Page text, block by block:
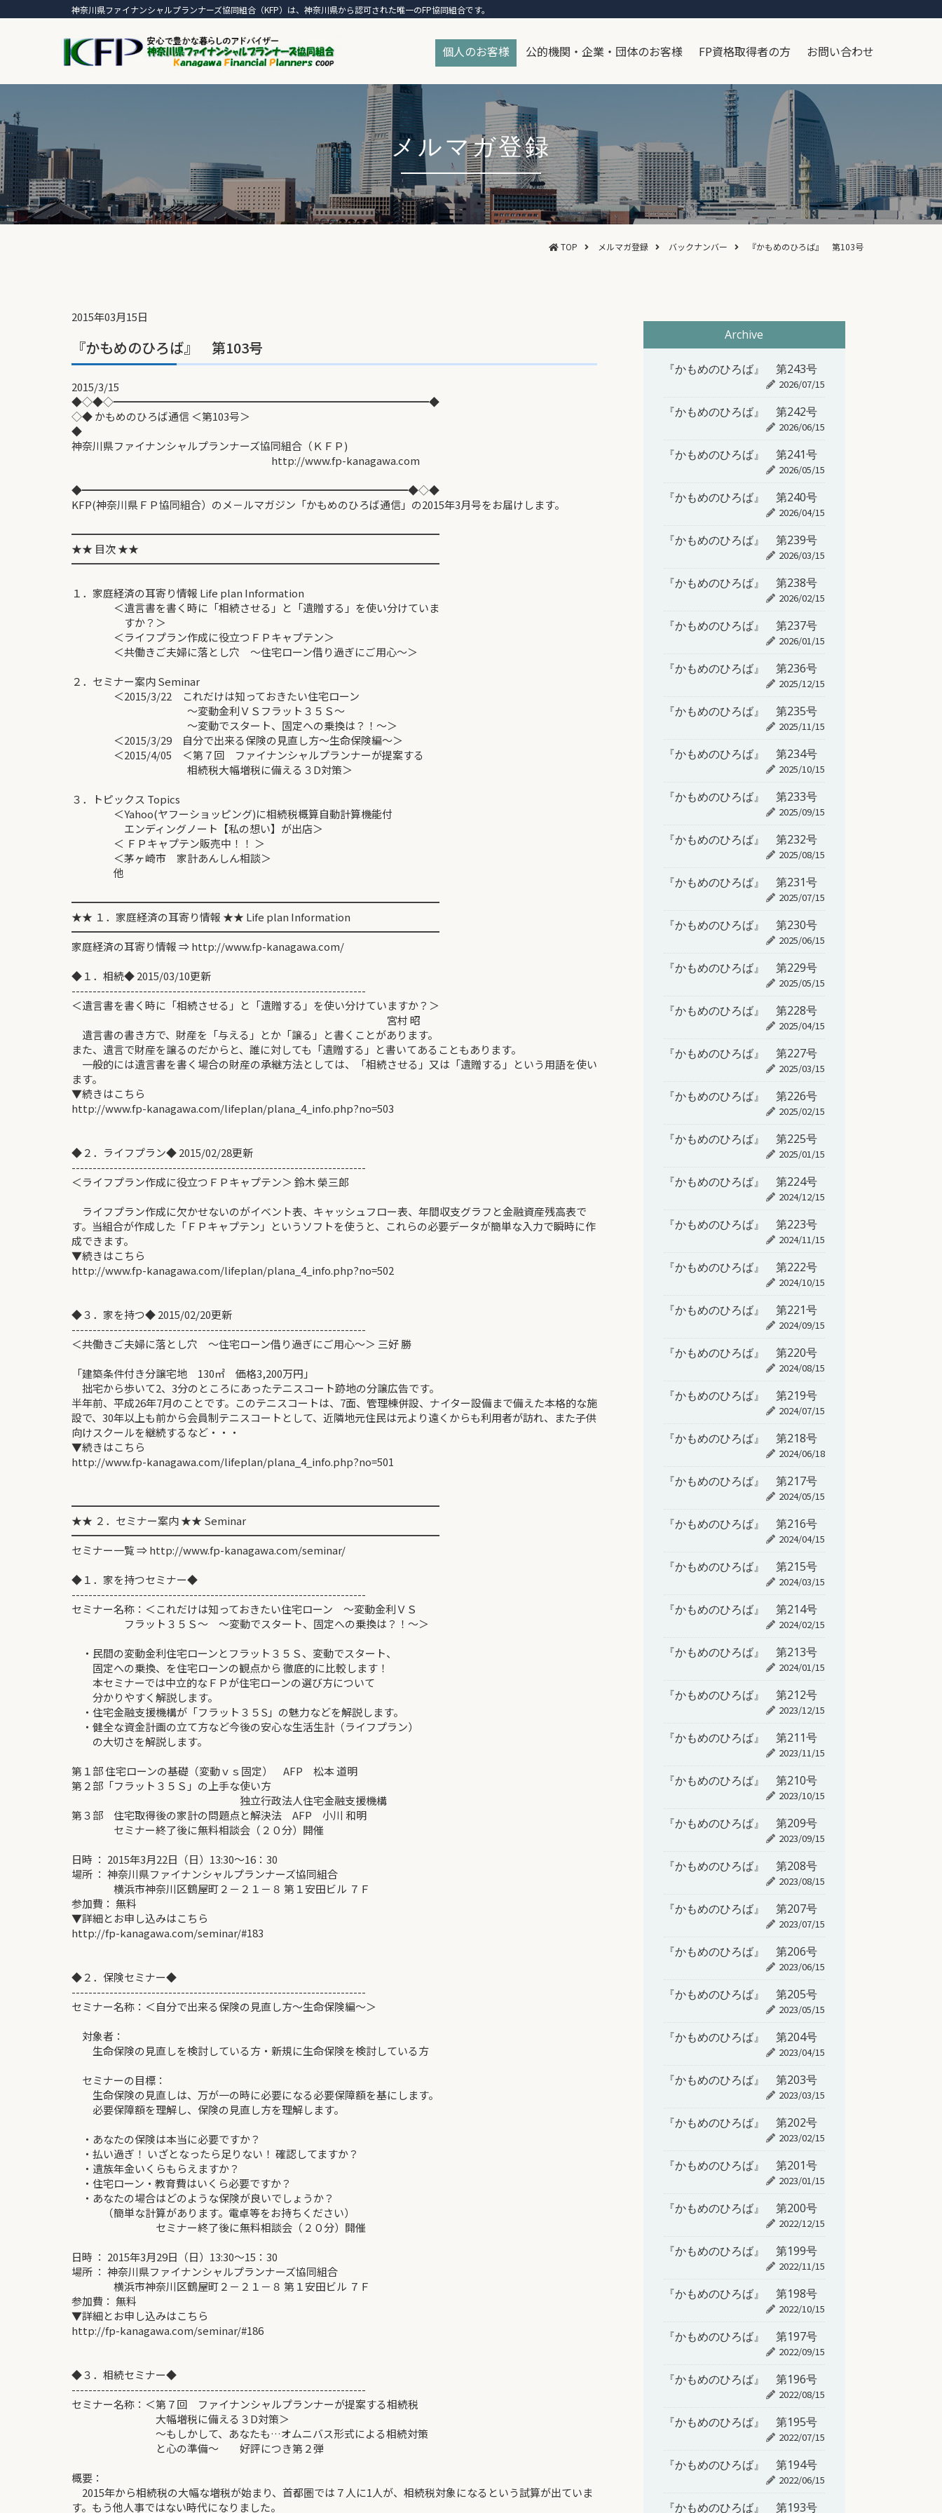
神奈川県ファイナンシャルプランナーズ協同組合（KFP）は、神奈川県から認可された唯一のFP協同組合です。
個人のお客様 公的機関・企業・団体のお客様 FP資格取得者の方 お問い合わせ
メルマガ登録
TOP メルマガ登録 バックナンバー 『かもめのひろば』 第103号
2015年03月15日
『かもめのひろば』 第103号
2015/3/15
◆◇◆◇━━━━━━━━━━━━━━━━━━━━━━━━━━━━━━◆
◇◆ かもめのひろば通信 ＜第103号＞
◆
神奈川県ファイナンシャルプランナーズ協同組合（ＫＦＰ)
http://www.fp-kanagawa.com
◆━━━━━━━━━━━━━━━━━━━━━━━━━━━━━━━◆◇◆
KFP(神奈川県ＦＰ協同組合）のメ－ルマガジン「かもめのひろば通信」の2015年3月号をお届けします。
━━━━━━━━━━━━━━━━━━━━━━━━━━━━━━━━━━━
★★ 目次 ★★
━━━━━━━━━━━━━━━━━━━━━━━━━━━━━━━━━━━
１．家庭経済の耳寄り情報 Life plan Information
＜遺言書を書く時に「相続させる」と「遺贈する」を使い分けていま
すか？＞
＜ライフプラン作成に役立つＦＰキャプテン＞
＜共働きご夫婦に落とし穴 ～住宅ローン借り過ぎにご用心～＞
２．セミナー案内 Seminar
＜2015/3/22 これだけは知っておきたい住宅ローン
～変動金利ＶＳフラット３５Ｓ～
～変動でスタート、固定への乗換は？！～＞
＜2015/3/29 自分で出来る保険の見直し方～生命保険編～＞
＜2015/4/05 ＜第７回 ファイナンシャルプランナーが提案する
相続税大幅増税に備える３D対策＞
３．トピックス Topics
＜Yahoo(ヤフーショッピング)に相続税概算自動計算機能付
エンディングノート【私の想い】が出店＞
＜ ＦＰキャプテン販売中！！ ＞
＜茅ヶ崎市 家計あんしん相談＞
他
━━━━━━━━━━━━━━━━━━━━━━━━━━━━━━━━━━━
★★ １．家庭経済の耳寄り情報 ★★ Life plan Information
━━━━━━━━━━━━━━━━━━━━━━━━━━━━━━━━━━━
家庭経済の耳寄り情報 ⇒ http://www.fp-kanagawa.com/
◆１．相続◆ 2015/03/10更新
----------------------------------------------------------------------
＜遺言書を書く時に「相続させる」と「遺贈する」を使い分けていますか？＞
宮村 昭
遺言書の書き方で、財産を「与える」とか「譲る」と書くことがあります。
また、遺言で財産を譲るのだからと、誰に対しても「遺贈する」と書いてあることもあります。
一般的には遺言書を書く場合の財産の承継方法としては、「相続させる」又は「遺贈する」という用語を使い
ます。
▼続きはこちら
http://www.fp-kanagawa.com/lifeplan/plana_4_info.php?no=503
◆２．ライフプラン◆ 2015/02/28更新
----------------------------------------------------------------------
＜ライフプラン作成に役立つＦＰキャプテン＞ 鈴木 榮三郎
ライフプラン作成に欠かせないのがイベント表、キャッシュフロー表、年間収支グラフと金融資産残高表で
す。当組合が作成した「ＦＰキャプテン」というソフトを使うと、これらの必要データが簡単な入力で瞬時に作
成できます。
▼続きはこちら
http://www.fp-kanagawa.com/lifeplan/plana_4_info.php?no=502
◆３．家を持つ◆ 2015/02/20更新
----------------------------------------------------------------------
＜共働きご夫婦に落とし穴 ～住宅ローン借り過ぎにご用心～＞ 三好 勝
「建築条件付き分譲宅地 130㎡ 価格3,200万円」
拙宅から歩いて2、3分のところにあったテニスコート跡地の分譲広告です。
半年前、平成26年7月のことです。このテニスコートは、7面、管理棟併設、ナイター設備まで備えた本格的な施
設で、30年以上も前から会員制テニスコートとして、近隣地元住民は元より遠くからも利用者が訪れ、また子供
向けスクールを継続するなど・・・
▼続きはこちら
http://www.fp-kanagawa.com/lifeplan/plana_4_info.php?no=501
━━━━━━━━━━━━━━━━━━━━━━━━━━━━━━━━━━━
★★ ２．セミナー案内 ★★ Seminar
━━━━━━━━━━━━━━━━━━━━━━━━━━━━━━━━━━━
セミナー一覧 ⇒ http://www.fp-kanagawa.com/seminar/
◆１．家を持つセミナー◆
----------------------------------------------------------------------
セミナー名称：＜これだけは知っておきたい住宅ローン ～変動金利ＶＳ
フラット３５Ｓ～ ～変動でスタート、固定への乗換は？！～＞
・民間の変動金利住宅ローンとフラット３５Ｓ、変動でスタート、
固定への乗換、を住宅ローンの観点から 徹底的に比較します！
本セミナーでは中立的なＦＰが住宅ローンの選び方について
分かりやすく解説します。
・住宅金融支援機構が「フラット３５S」の魅力などを解説します。
・健全な資金計画の立て方など今後の安心な生活生計（ライフプラン）
の大切さを解説します。
第１部 住宅ローンの基礎（変動ｖｓ固定） AFP 松本 道明
第２部「フラット３５Ｓ」の上手な使い方
独立行政法人住宅金融支援機構
第３部 住宅取得後の家計の問題点と解決法 AFP 小川 和明
セミナー終了後に無料相談会（２０分）開催
日時 ： 2015年3月22日（日）13:30～16：30
場所 ： 神奈川県ファイナンシャルプランナーズ協同組合
横浜市神奈川区鶴屋町２－２１－８ 第１安田ビル ７Ｆ
参加費： 無料
▼詳細とお申し込みはこちら
http://fp-kanagawa.com/seminar/#183
◆２．保険セミナー◆
----------------------------------------------------------------------
セミナー名称：＜自分で出来る保険の見直し方～生命保険編～＞
対象者：
生命保険の見直しを検討している方・新規に生命保険を検討している方
セミナーの目標：
生命保険の見直しは、万が一の時に必要になる必要保障額を基にします。
必要保障額を理解し、保険の見直し方を理解します。
・あなたの保険は本当に必要ですか？
・払い過ぎ！ いざとなったら足りない！ 確認してますか？
・遺族年金いくらもらえますか？
・住宅ローン・教育費はいくら必要ですか？
・あなたの場合はどのような保険が良いでしょうか？
（簡単な計算があります。電卓等をお持ちください）
セミナー終了後に無料相談会（２０分）開催
日時 ： 2015年3月29日（日）13:30～15：30
場所 ： 神奈川県ファイナンシャルプランナーズ協同組合
横浜市神奈川区鶴屋町２－２１－８ 第１安田ビル ７Ｆ
参加費： 無料
▼詳細とお申し込みはこちら
http://fp-kanagawa.com/seminar/#186
◆３．相続セミナー◆
----------------------------------------------------------------------
セミナー名称：＜第７回 ファイナンシャルプランナーが提案する相続税
大幅増税に備える３D対策＞
～もしかして、あなたも…オムニバス形式による相続対策
と心の準備～ 好評につき第２弾
概要：
2015年から相続税の大幅な増税が始まり、首都圏では７人に1人が、相続税対象になるという試算が出ていま
す。もう他人事ではない時代になりました。
Archive
『かもめのひろば』 第243号
2026/07/15
『かもめのひろば』 第242号
2026/06/15
『かもめのひろば』 第241号
2026/05/15
『かもめのひろば』 第240号
2026/04/15
『かもめのひろば』 第239号
2026/03/15
『かもめのひろば』 第238号
2026/02/15
『かもめのひろば』 第237号
2026/01/15
『かもめのひろば』 第236号
2025/12/15
『かもめのひろば』 第235号
2025/11/15
『かもめのひろば』 第234号
2025/10/15
『かもめのひろば』 第233号
2025/09/15
『かもめのひろば』 第232号
2025/08/15
『かもめのひろば』 第231号
2025/07/15
『かもめのひろば』 第230号
2025/06/15
『かもめのひろば』 第229号
2025/05/15
『かもめのひろば』 第228号
2025/04/15
『かもめのひろば』 第227号
2025/03/15
『かもめのひろば』 第226号
2025/02/15
『かもめのひろば』 第225号
2025/01/15
『かもめのひろば』 第224号
2024/12/15
『かもめのひろば』 第223号
2024/11/15
『かもめのひろば』 第222号
2024/10/15
『かもめのひろば』 第221号
2024/09/15
『かもめのひろば』 第220号
2024/08/15
『かもめのひろば』 第219号
2024/07/15
『かもめのひろば』 第218号
2024/06/18
『かもめのひろば』 第217号
2024/05/15
『かもめのひろば』 第216号
2024/04/15
『かもめのひろば』 第215号
2024/03/15
『かもめのひろば』 第214号
2024/02/15
『かもめのひろば』 第213号
2024/01/15
『かもめのひろば』 第212号
2023/12/15
『かもめのひろば』 第211号
2023/11/15
『かもめのひろば』 第210号
2023/10/15
『かもめのひろば』 第209号
2023/09/15
『かもめのひろば』 第208号
2023/08/15
『かもめのひろば』 第207号
2023/07/15
『かもめのひろば』 第206号
2023/06/15
『かもめのひろば』 第205号
2023/05/15
『かもめのひろば』 第204号
2023/04/15
『かもめのひろば』 第203号
2023/03/15
『かもめのひろば』 第202号
2023/02/15
『かもめのひろば』 第201号
2023/01/15
『かもめのひろば』 第200号
2022/12/15
『かもめのひろば』 第199号
2022/11/15
『かもめのひろば』 第198号
2022/10/15
『かもめのひろば』 第197号
2022/09/15
『かもめのひろば』 第196号
2022/08/15
『かもめのひろば』 第195号
2022/07/15
『かもめのひろば』 第194号
2022/06/15
『かもめのひろば』 第193号